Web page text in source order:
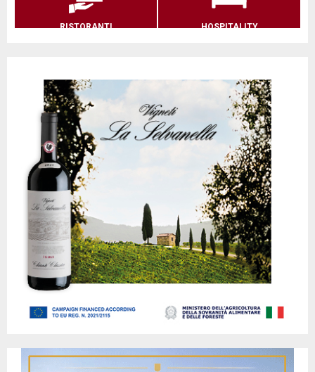
RISTORANTI HOSPITALITY